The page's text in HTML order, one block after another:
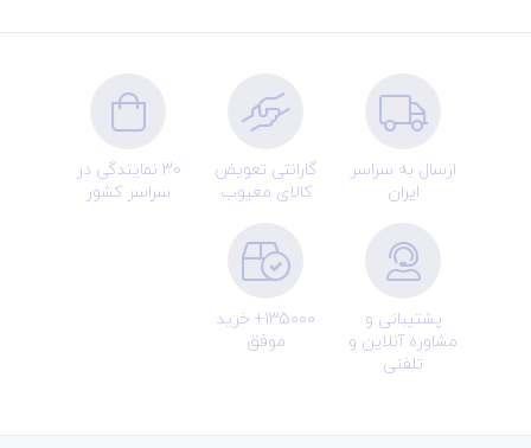
ارسال به سراسر
ایران
گارانتی تعویض
کالای معیوب
30 نمایندگی در
سراسر کشور
پشتیبانی و
مشاوره آنلاین و
تلفنی
135000+ خرید
موفق